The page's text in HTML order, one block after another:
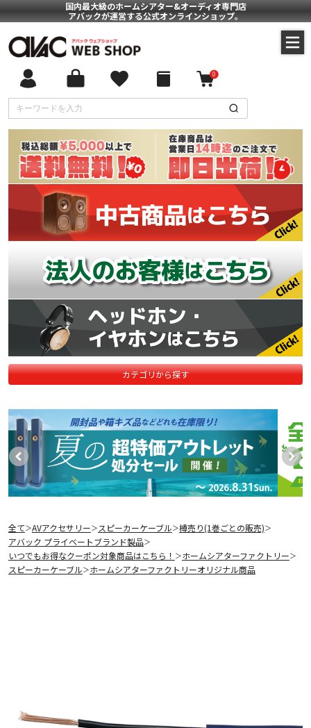
国内最大級のホームシアター&オーディオ専門店
アバックが運営する公式オンラインショップ。
0
カテゴリから探す
全て＞AVアクセサリー＞ スピーカーケーブル＞樽売り(1巻ごとの販売)＞
アバック プライベートブランド製品＞
いつでもお得なクーポン対象商品はこちら！ ＞ホームシアターファクトリー＞
スピーカーケーブル＞ホームシアターファクトリーオリジナル商品